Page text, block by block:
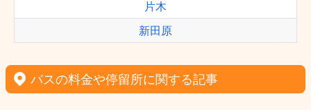
片木
新田原
バスの料金や停留所に関する記事